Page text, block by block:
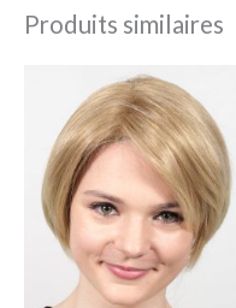
Produits similaires